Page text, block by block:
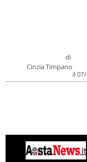
di
Cinzia Timpano
il